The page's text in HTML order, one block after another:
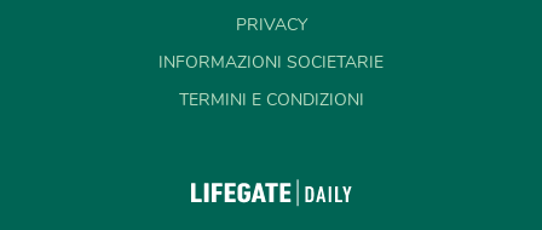
PRIVACY
INFORMAZIONI SOCIETARIE
TERMINI E CONDIZIONI